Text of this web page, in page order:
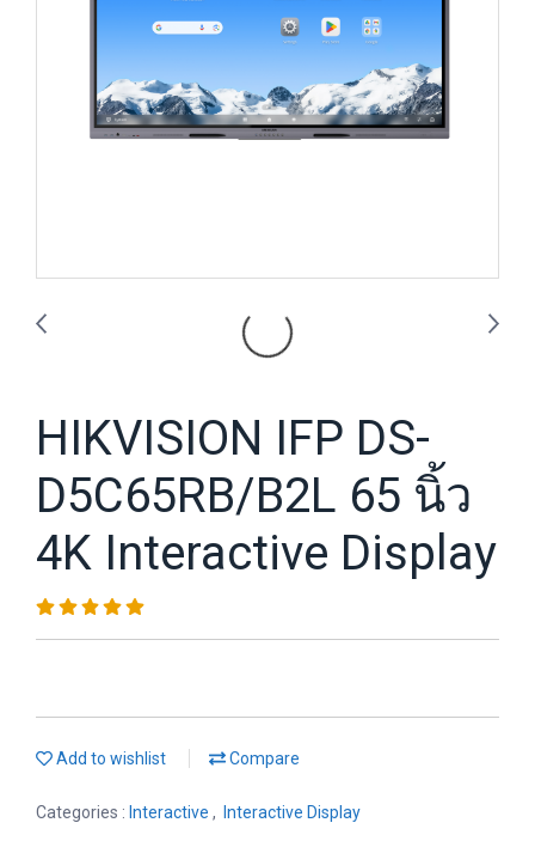
HIKVISION IFP DS-
D5C65RB/B2L 65 นิ้ว
4K Interactive Display
Add to wishlist Compare
Categories : Interactive , Interactive Display